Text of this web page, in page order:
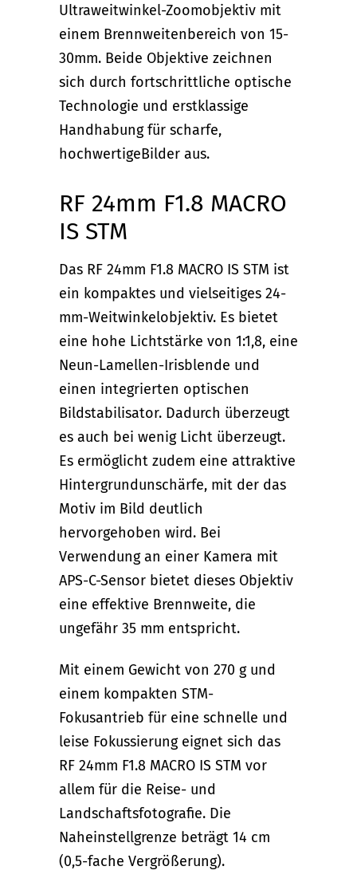
Ultraweitwinkel-Zoomobjektiv mit
einem Brennweitenbereich von 15-
30mm. Beide Objektive zeichnen
sich durch fortschrittliche optische
Technologie und erstklassige
Handhabung für scharfe,
hochwertigeBilder aus.
RF 24mm F1.8 MACRO
IS STM
Das RF 24mm F1.8 MACRO IS STM ist
ein kompaktes und vielseitiges 24-
mm-Weitwinkelobjektiv. Es bietet
eine hohe Lichtstärke von 1:1,8, eine
Neun-Lamellen-Irisblende und
einen integrierten optischen
Bildstabilisator. Dadurch überzeugt
es auch bei wenig Licht überzeugt.
Es ermöglicht zudem eine attraktive
Hintergrundunschärfe, mit der das
Motiv im Bild deutlich
hervorgehoben wird. Bei
Verwendung an einer Kamera mit
APS-C-Sensor bietet dieses Objektiv
eine effektive Brennweite, die
ungefähr 35 mm entspricht.
Mit einem Gewicht von 270 g und
einem kompakten STM-
Fokusantrieb für eine schnelle und
leise Fokussierung eignet sich das
RF 24mm F1.8 MACRO IS STM vor
allem für die Reise- und
Landschaftsfotografie. Die
Naheinstellgrenze beträgt 14 cm
(0,5-fache Vergrößerung).